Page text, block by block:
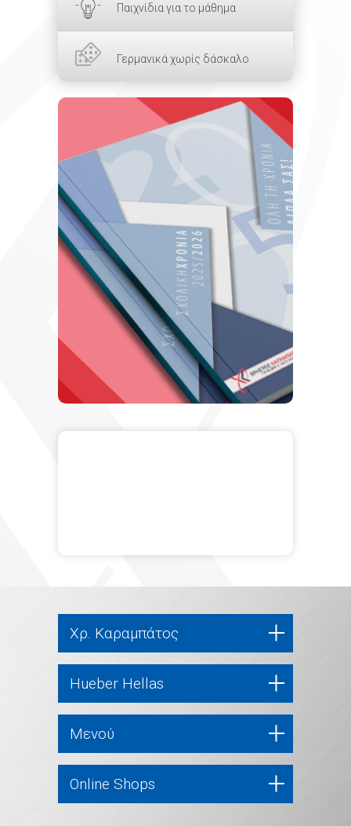
Παιχνίδια για το μάθημα
Γερμανικά χωρίς δάσκαλο
Χρ. Καραμπάτος
Hueber Hellas
Μενού
Online Shops